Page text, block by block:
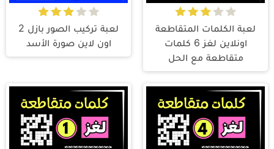
لعبة الكلمات المتقاطعة
اونلاين لغز 6 كلمات
متقاطعة مع الحل
لعبة تركيب الصور بازل 2
اون لاين صورة الأسد